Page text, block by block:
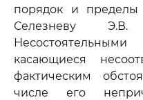
порядок и пределы
Селезневу
касающиеся
фактическим
числе его